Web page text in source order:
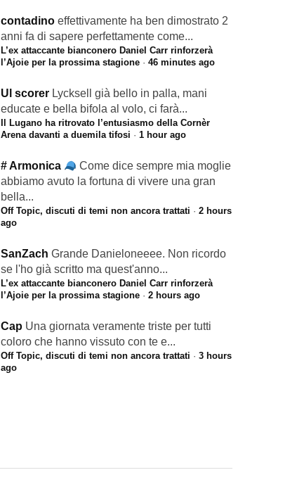
contadino effettivamente ha ben dimostrato 2
anni fa di sapere perfettamente come...
L’ex attaccante bianconero Daniel Carr rinforzerà
l’Ajoie per la prossima stagione · 46 minutes ago
Ul scorer Lycksell già bello in palla, mani
educate e bella bifola al volo, ci farà...
Il Lugano ha ritrovato l’entusiasmo della Cornèr
Arena davanti a duemila tifosi · 1 hour ago
# Armonica
Come dice sempre mia moglie
abbiamo avuto la fortuna di vivere una gran
bella...
Off Topic, discuti di temi non ancora trattati · 2 hours
ago
SanZach Grande Danieloneeee. Non ricordo
se l'ho già scritto ma quest'anno...
L’ex attaccante bianconero Daniel Carr rinforzerà
l’Ajoie per la prossima stagione · 2 hours ago
Cap Una giornata veramente triste per tutti
coloro che hanno vissuto con te e...
Off Topic, discuti di temi non ancora trattati · 3 hours
ago